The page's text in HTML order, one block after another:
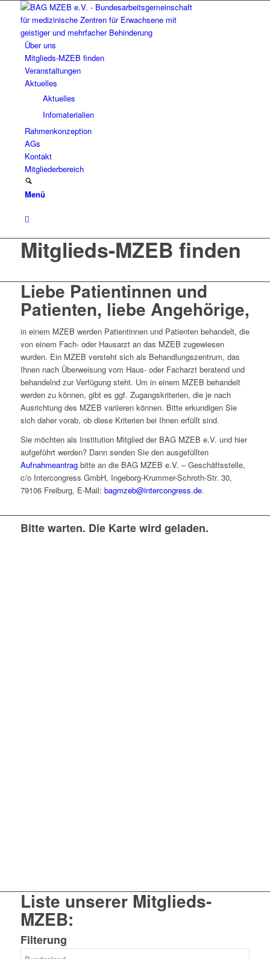
Über uns
Mitglieds-MZEB finden
Veranstaltungen
Aktuelles
Aktuelles
Infomaterialien
Rahmenkonzeption
AGs
Kontakt
Mitgliederbereich
Menü
Mitglieds-MZEB finden
Liebe Patientinnen und
Patienten, liebe Angehörige,
in einem MZEB werden Patientinnen und Patienten behandelt, die
von einem Fach- oder Hausarzt an das MZEB zugewiesen
wurden. Ein MZEB versteht sich als Behandlungszentrum, das
Ihnen nach Überweisung vom Haus- oder Facharzt beratend und
behandelnd zur Verfügung steht. Um in einem MZEB behandelt
werden zu können, gibt es ggf. Zugangskriterien, die je nach
Ausrichtung des MZEB variieren können. Bitte erkundigen Sie
sich daher vorab, ob diese Kriterien bei Ihnen erfüllt sind.
Sie möchten als Institution Mitglied der BAG MZEB e.V. und hier
aufgeführt werden? Dann senden Sie den ausgefüllten
Aufnahmeantragbitte an die BAG MZEB e.V. – Geschäftsstelle,
c/o Intercongress GmbH, Ingeborg-Krummer-Schroth-Str. 30,
79106 Freiburg, E-Mail: bagmzeb@intercongress.de.
Bitte warten. Die Karte wird geladen.
Liste unserer Mitglieds-
MZEB:
Filterung